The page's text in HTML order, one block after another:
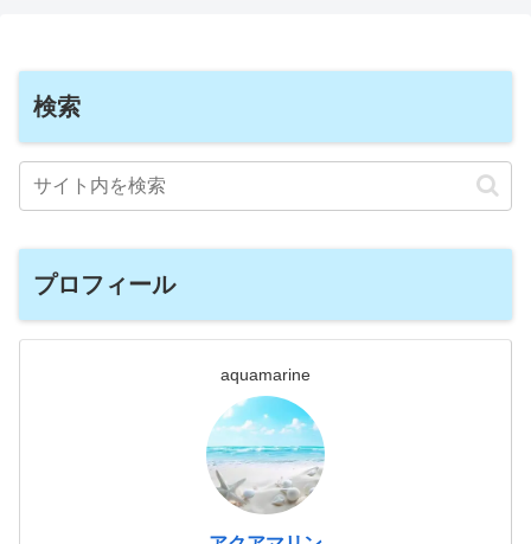
検索
プロフィール
aquamarine